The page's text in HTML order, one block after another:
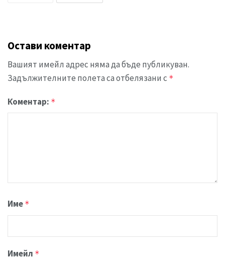
Остави коментар
Вашият имейл адрес няма да бъде публикуван.
Задължителните полета са отбелязани с *
Коментар: *
Име *
Имейл *